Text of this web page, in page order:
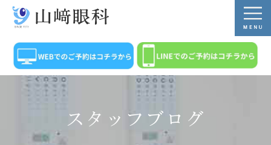
スタッフブログ